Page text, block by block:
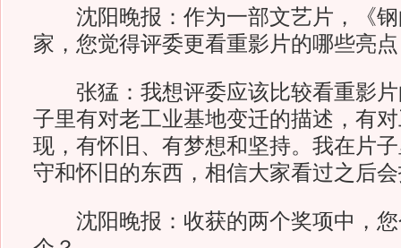
沈阳晚报：作为一部文艺片，《钢
家，您觉得评委更看重影片的哪些亮
张猛：我想评委应该比较看重影片
子里有对老工业基地变迁的描述，有
现，有怀旧、有梦想和坚持。我在片
守和怀旧的东西，相信大家看过之后
沈阳晚报：收获的两个奖项中，您